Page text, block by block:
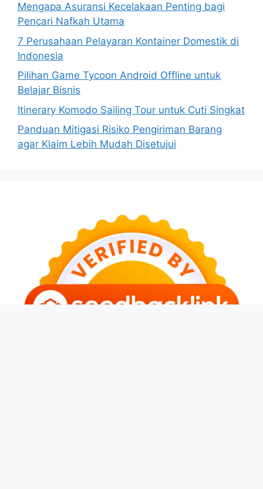
Mengapa Asuransi Kecelakaan Penting bagi
Pencari Nafkah Utama
7 Perusahaan Pelayaran Kontainer Domestik di
Indonesia
Pilihan Game Tycoon Android Offline untuk
Belajar Bisnis
Itinerary Komodo Sailing Tour untuk Cuti Singkat
Panduan Mitigasi Risiko Pengiriman Barang
agar Klaim Lebih Mudah Disetujui